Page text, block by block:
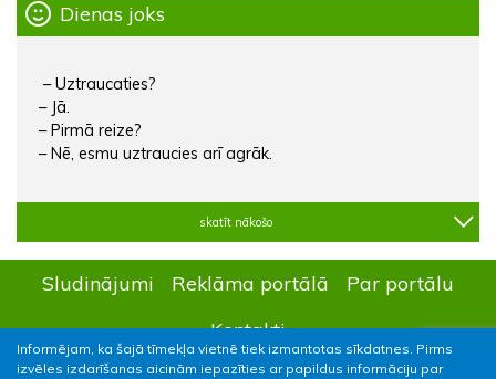
Informējam, ka šajā tīmekļa vietnē tiek izmantotas sīkdatnes. Pirms
izvēles izdarīšanas aicinām iepazīties ar papildus informāciju par
Dienas joks
– Uztraucaties?
– Jā.
– Pirmā reize?
– Nē, esmu uztraucies arī agrāk.
skatīt nākošo
Sludinājumi Reklāma portālā
Par portālu
Kontakti